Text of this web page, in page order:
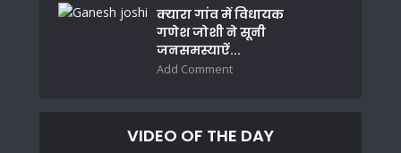
क्यारा गांव में विधायक
गणेश जोशी ने सूनी
जनसमस्याऐं...
Add Comment
VIDEO OF THE DAY